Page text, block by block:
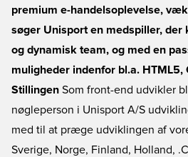
premium e-handelsoplevelse,
søger Unisport en medspiller,
og dynamisk team, og med en
muligheder indenfor bl.a. HTML5,
Stillingen Som front-end udvikler
nøgleperson i Unisport A/S
med til at præge udviklingen af
Sverige, Norge, Finland, Holland,